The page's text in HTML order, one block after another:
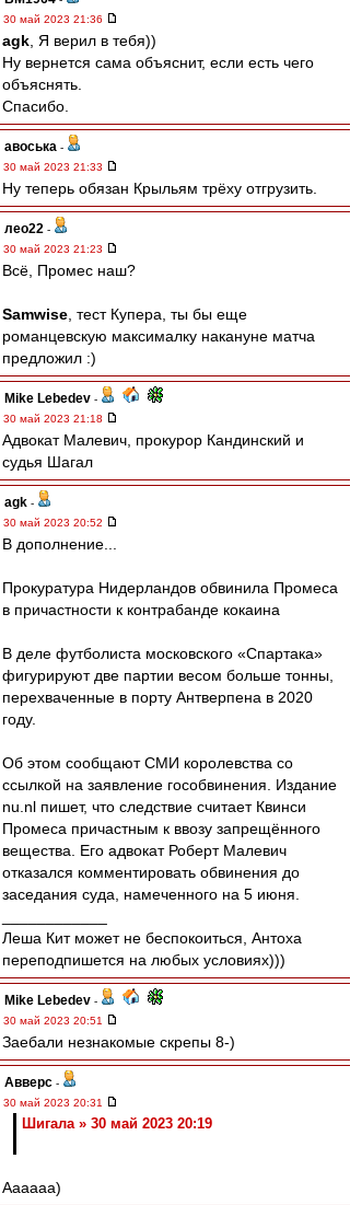
30 май 2023 21:36
agk , Я верил в тебя))
Ну вернется сама объяснит, если есть чего
объяснять.
Спасибо.
авоська -
30 май 2023 21:33
Ну теперь обязан Крыльям трёху отгрузить.
лео22 -
30 май 2023 21:23
Всё, Промес наш?
Samwise , тест Купера, ты бы еще
романцевскую максималку накануне матча
предложил :)
Mike Lebedev -
30 май 2023 21:18
Адвокат Малевич, прокурор Кандинский и
судья Шагал
agk -
30 май 2023 20:52
В дополнение...
Прокуратура Нидерландов обвинила Промеса
в причастности к контрабанде кокаина
В деле футболиста московского «Спартака»
фигурируют две партии весом больше тонны,
перехваченные в порту Антверпена в 2020
году.
Об этом сообщают СМИ королевства со
ссылкой на заявление гособвинения. Издание
nu.nl пишет, что следствие считает Квинси
Промеса причастным к ввозу запрещённого
вещества. Его адвокат Роберт Малевич
отказался комментировать обвинения до
заседания суда, намеченного на 5 июня.
Леша Кит может не беспокоиться, Антоха
переподпишется на любых условиях)))
Mike Lebedev -
30 май 2023 20:51
Заебали незнакомые скрепы 8-)
Авверс -
30 май 2023 20:31
Шигала » 30 май 2023 20:19
Аааааа)